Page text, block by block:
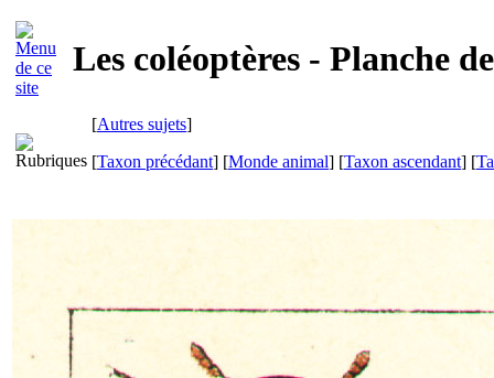
Les coléoptères - Planche
[Autres sujets]
[Taxon précédant] [Monde animal] [Taxon ascendant] [